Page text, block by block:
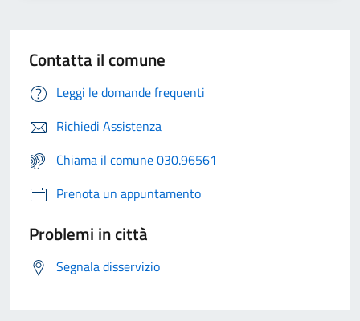
Contatta il comune
Leggi le domande frequenti
Richiedi Assistenza
Chiama il comune 030.96561
Prenota un appuntamento
Problemi in città
Segnala disservizio